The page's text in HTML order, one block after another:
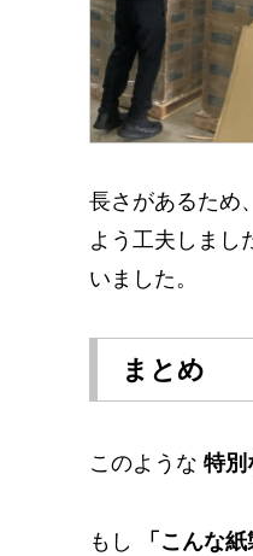
長さがあるため
よう工夫しまし
いました。
まとめ
このような 特別
もし 「こんな